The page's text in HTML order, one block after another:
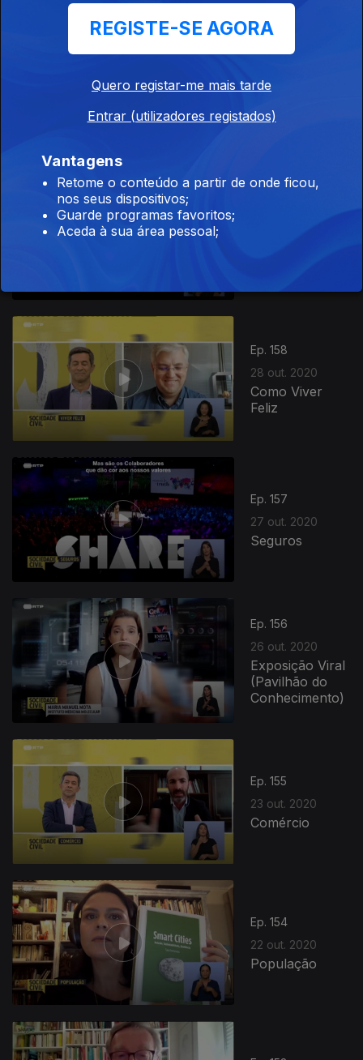
Influenciadores
Ep. 158
28 out. 2020
Como Viver
Feliz
Ep. 157
27 out. 2020
Seguros
Ep. 156
26 out. 2020
Exposição Viral
(Pavilhão do
Conhecimento)
Ep. 155
23 out. 2020
Comércio
501174
Ep. 154
22 out. 2020
População
REGISTE-SE AGORA
Quero registar-me mais tarde
Entrar (utilizadores registados)
Vantagens
Retome o conteúdo a partir de onde ficou,
nos seus dispositivos;
Guarde programas favoritos;
Aceda à sua área pessoal;